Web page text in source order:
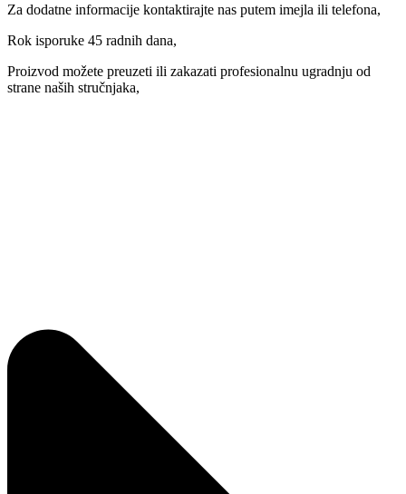
Za dodatne informacije kontaktirajte nas putem imejla ili telefona,
Rok isporuke 45 radnih dana,
Proizvod možete preuzeti ili zakazati profesionalnu ugradnju od
strane naših stručnjaka,